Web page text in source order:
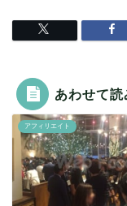
あわせて
アフィリエイト